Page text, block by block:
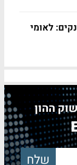
לאומי
ההון